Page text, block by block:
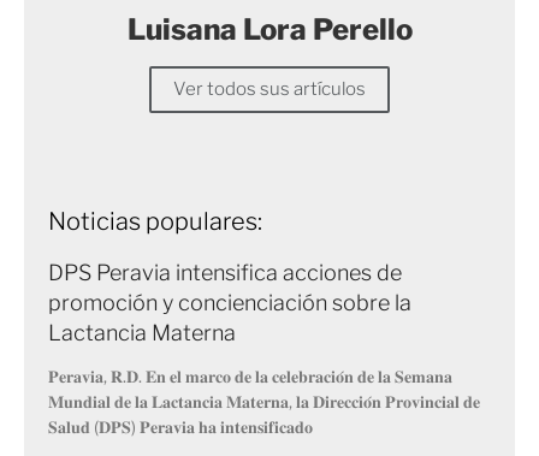
Luisana Lora Perello
Ver todos sus artículos
Noticias populares:
DPS Peravia intensifica acciones de
promoción y concienciación sobre la
Lactancia Materna
𝐏𝐞𝐫𝐚𝐯𝐢𝐚, 𝐑.𝐃. 𝐄𝐧 𝐞𝐥 𝐦𝐚𝐫𝐜𝐨 𝐝𝐞 𝐥𝐚 𝐜𝐞𝐥𝐞𝐛𝐫𝐚𝐜𝐢𝐨́𝐧 𝐝𝐞 𝐥𝐚 𝐒𝐞𝐦𝐚𝐧𝐚
𝐌𝐮𝐧𝐝𝐢𝐚𝐥 𝐝𝐞 𝐥𝐚 𝐋𝐚𝐜𝐭𝐚𝐧𝐜𝐢𝐚 𝐌𝐚𝐭𝐞𝐫𝐧𝐚, 𝐥𝐚 𝐃𝐢𝐫𝐞𝐜𝐜𝐢𝐨́𝐧 𝐏𝐫𝐨𝐯𝐢𝐧𝐜𝐢𝐚𝐥 𝐝𝐞
𝐒𝐚𝐥𝐮𝐝 (𝐃𝐏𝐒) 𝐏𝐞𝐫𝐚𝐯𝐢𝐚 𝐡𝐚 𝐢𝐧𝐭𝐞𝐧𝐬𝐢𝐟𝐢𝐜𝐚𝐝𝐨